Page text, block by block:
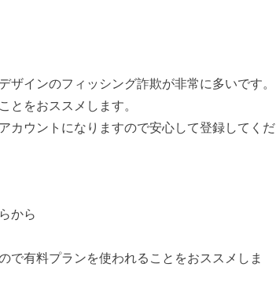
インのフィッシング詐欺が非常に多いです。
とをおススメします。
カウントになりますので安心して登録してくだ
から
有料プランを使われることをおススメしま